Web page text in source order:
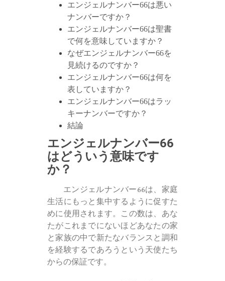
エンジェルナンバー66は悪い
ナンバーですか？
エンジェルナンバー66は聖書
で何を意味していますか？
なぜエンジェルナンバー66を
見続けるのですか？
エンジェルナンバー66は何を
表していますか？
エンジェルナンバー66はラッ
キーナンバーですか？
結論
エンジェルナンバー66
はどういう意味です
か？
エンジェルナンバー66は、家庭
生活にもっと集中するように促すた
めに使用されます。この数は、あな
たがこれまでにないほどあなたの家
と家族の中で新たなバランスと調和
を経験するであろうという天使たち
からの保証です。